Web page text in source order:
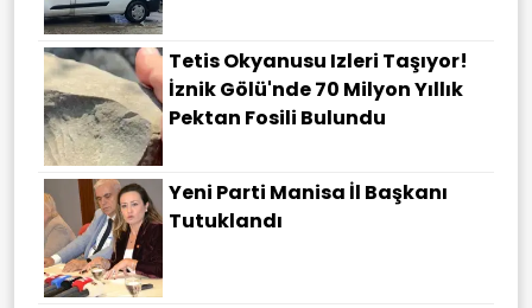
Tetis Okyanusu Izleri Taşıyor!
İznik Gölü'nde 70 Milyon Yıllık
Pektan Fosili Bulundu
Yeni Parti Manisa İl Başkanı
Tutuklandı